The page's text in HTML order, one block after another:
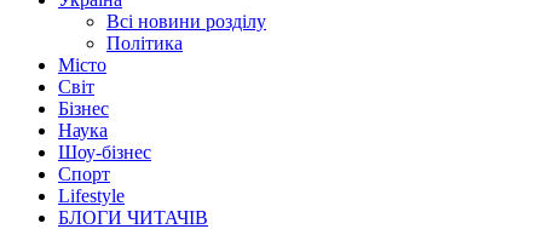
Всі новини розділу
Політика
Місто
Світ
Бізнес
Наука
Шоу-бізнес
Спорт
Lifestyle
БЛОГИ ЧИТАЧІВ